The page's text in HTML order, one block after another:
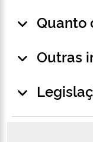
Quanto
Outras